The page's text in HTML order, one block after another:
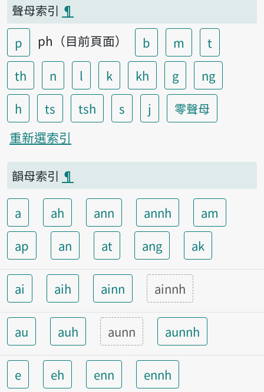
聲母索引 ¶
p
ph（目前頁面） b m
t
th
n l k kh g
ng
h
ts tsh s j
零聲母
重新選索引
韻母索引 ¶
a ah ann annh
am
ap
an at ang ak
ai aih ainn ainnh
au auh aunn aunnh
e eh enn ennh